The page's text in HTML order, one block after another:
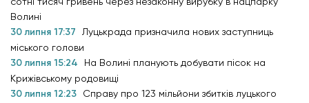
Волині
30 липня 17:37
Луцькрада призначила нових заступниць
міського голови
30 липня 15:24
На Волині планують добувати пісок на
Крижівському родовищі
30 липня 12:23
Справу про 123 мільйони збитків луцького